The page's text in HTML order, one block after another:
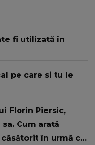
fi utilizată în
pe care si tu le
Florin Piersic,
Cum arată
în urmă cu